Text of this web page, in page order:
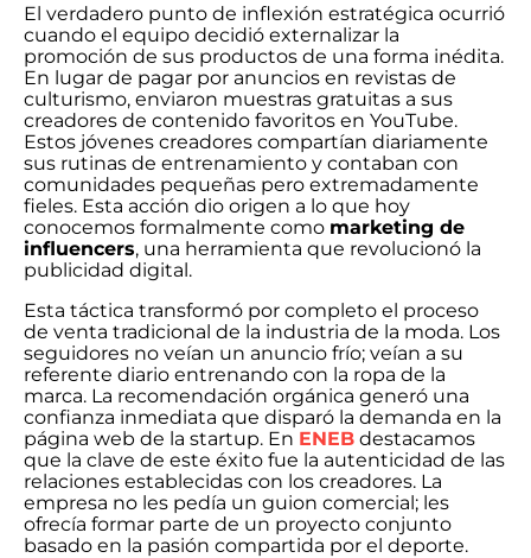
El verdadero punto de inflexión estratégica ocurrió
cuando el equipo decidió externalizar la
promoción de sus productos de una forma inédita.
En lugar de pagar por anuncios en revistas de
culturismo, enviaron muestras gratuitas a sus
creadores de contenido favoritos en YouTube.
Estos jóvenes creadores compartían diariamente
sus rutinas de entrenamiento y contaban con
comunidades pequeñas pero extremadamente
fieles. Esta acción dio origen a lo que hoy
conocemos formalmente como marketing de
influencers, una herramienta que revolucionó la
publicidad digital.
Esta táctica transformó por completo el proceso
de venta tradicional de la industria de la moda. Los
seguidores no veían un anuncio frío; veían a su
referente diario entrenando con la ropa de la
marca. La recomendación orgánica generó una
confianza inmediata que disparó la demanda en la
página web de la startup. En ENEB destacamos
que la clave de este éxito fue la autenticidad de las
relaciones establecidas con los creadores. La
empresa no les pedía un guion comercial; les
ofrecía formar parte de un proyecto conjunto
basado en la pasión compartida por el deporte.